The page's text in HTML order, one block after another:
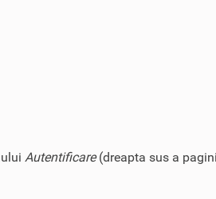
Autentificare(dreapta sus a